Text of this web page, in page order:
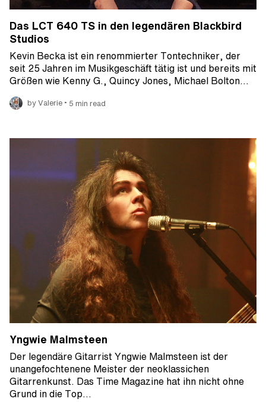
Das LCT 640 TS in den legendären Blackbird
Studios
Kevin Becka ist ein renommierter Tontechniker, der
seit 25 Jahren im Musikgeschäft tätig ist und bereits mit
Größen wie Kenny G., Quincy Jones, Michael Bolton…
by Valerie • 5 min read
Yngwie Malmsteen
Der legendäre Gitarrist Yngwie Malmsteen ist der
unangefochtenene Meister der neoklassichen
Gitarrenkunst. Das Time Magazine hat ihn nicht ohne
Grund in die Top…